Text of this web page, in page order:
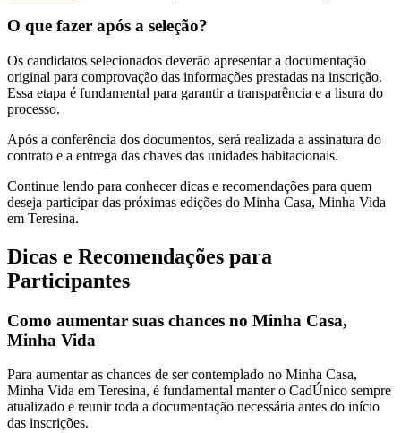
O que fazer após a seleção?
Os candidatos selecionados deverão apresentar a documentação
original para comprovação das informações prestadas na inscrição.
Essa etapa é fundamental para garantir a transparência e a lisura do
processo.
Após a conferência dos documentos, será realizada a assinatura do
contrato e a entrega das chaves das unidades habitacionais.
Continue lendo para conhecer dicas e recomendações para quem
deseja participar das próximas edições do Minha Casa, Minha Vida
em Teresina.
Dicas e Recomendações para
Participantes
Como aumentar suas chances no Minha Casa,
Minha Vida
Para aumentar as chances de ser contemplado no Minha Casa,
Minha Vida em Teresina, é fundamental manter o CadÚnico sempre
atualizado e reunir toda a documentação necessária antes do início
das inscrições.